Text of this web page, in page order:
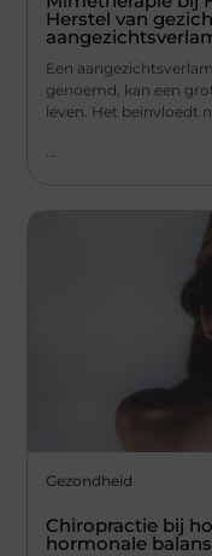
Herstel van
Een
genoemd, kan een
leven. Het beïnvloedt
Gezondheid
Chiropractie bij
hormonale